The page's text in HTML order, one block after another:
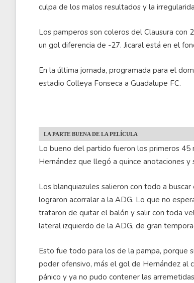
culpa de los malos resultados y la
Los pamperos son coleros del Clausura con
un gol diferencia de -27. Jicaral está en el
En la última jornada, programada para el
estadio Colleya Fonseca a Guadalupe FC.
LA PARTE BUENA DE LA PELÍCULA
Lo bueno del partido fueron los primeros
Hernández que llegó a quince anotaciones
Los blanquiazules salieron con todo a
lograron acorralar a la ADG. Lo que no
trataron de quitar el balón y salir con toda
lateral izquierdo de la ADG, de gran
Esto fue todo para los de la pampa, porque
poder ofensivo, más el gol de Hernández al
pánico y ya no pudo contener las